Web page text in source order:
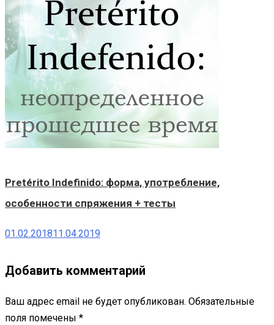
Pretérito Indefinido: форма, употребление,
особенности спряжения + тесты
01.02.201811.04.2019
Добавить комментарий
Ваш адрес email не будет опубликован. Обязательные
поля помечены *